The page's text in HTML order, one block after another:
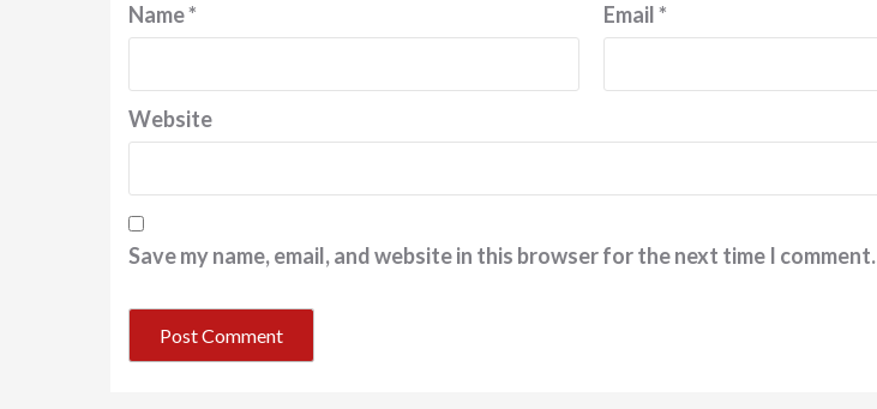
Name* Email*
Website
Save my name, email, and website in this browser for the next time I comment.